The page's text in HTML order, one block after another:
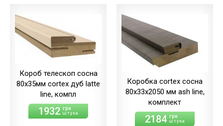
Короб телескоп сосна
80х35мм cortex дуб latte
line, компл
1932 грн
штука
Коробка cortex сосна
80х33х2050 мм ash line,
комплект
2184 грн
штука